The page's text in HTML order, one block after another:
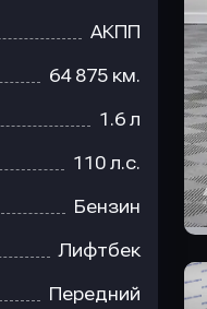
АКПП
64 875 км.
1.6 л
110 л.с.
Бензин
Лифтбек
Передний